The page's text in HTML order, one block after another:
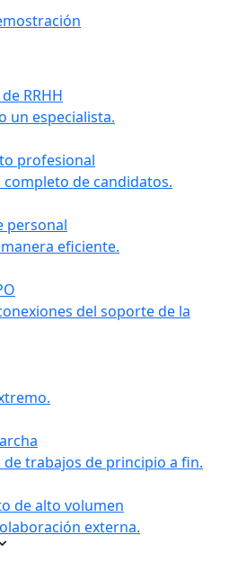
RRHH
un especialista.
profesional
de candidatos.
personal
eficiente.
del soporte de la
trabajos de principio a fin.
de alto volumen
externa.